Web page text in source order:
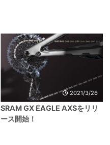
2021/3/26
SRAM GX EAGLE AXSをリリ
ース開始！